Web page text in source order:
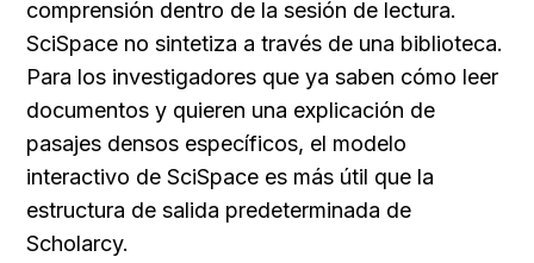
comprensión dentro de la sesión de lectura.
SciSpace no sintetiza a través de una biblioteca.
Para los investigadores que ya saben cómo leer
documentos y quieren una explicación de
pasajes densos específicos, el modelo
interactivo de SciSpace es más útil que la
estructura de salida predeterminada de
Scholarcy.